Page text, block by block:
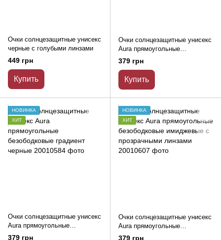
Очки солнцезащитные унисекс
черные с голубыми линзами
449 грн
Купить
Очки солнцезащитные унисекс
Aura прямоугольные
безободковые черные
379 грн
Купить
НОВИНКА
ХИТ
Очки солнцезащитные унисекс
Aura прямоугольные
безободковые градиент черные
379 грн
НОВИНКА
ХИТ
Очки солнцезащитные унисекс
Aura прямоугольные
безободковые имиджевые с
379 грн